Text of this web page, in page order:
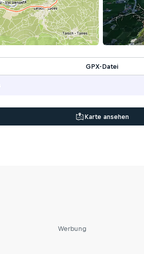
GPX-Datei
Karte ansehen
Werbung